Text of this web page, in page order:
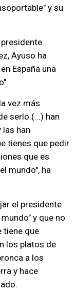
y su
Ayuso ha
España una
vez más
serlo (...) han
han
tienes que pedir
que es
mundo", ha
el presidente
y que no
tiene que
los platos de
a los
y hace